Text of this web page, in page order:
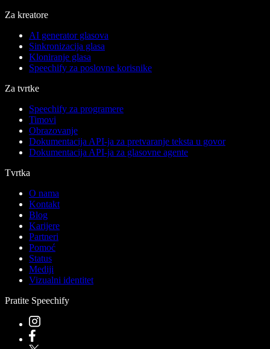
Za kreatore
AI generator glasova
Sinkronizacija glasa
Kloniranje glasa
Speechify za poslovne korisnike
Za tvrtke
Speechify za programere
Timovi
Obrazovanje
Dokumentacija API-ja za pretvaranje teksta u govor
Dokumentacija API-ja za glasovne agente
Tvrtka
O nama
Kontakt
Blog
Karijere
Partneri
Pomoć
Status
Mediji
Vizualni identitet
Pratite Speechify